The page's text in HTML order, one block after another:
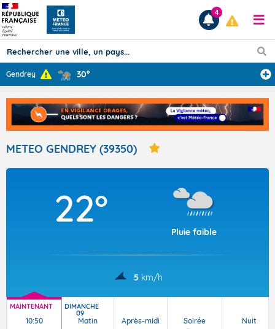
Prévisions
TOUS LES RÉSULTATS
Articles
4
Gendrey 30°
METEO GENDREY (39350)
22°
Pluie faible
5 km/h
MAINTENANT
10:50
DIMANCHE
09
Matin Après-midi Soirée Nuit